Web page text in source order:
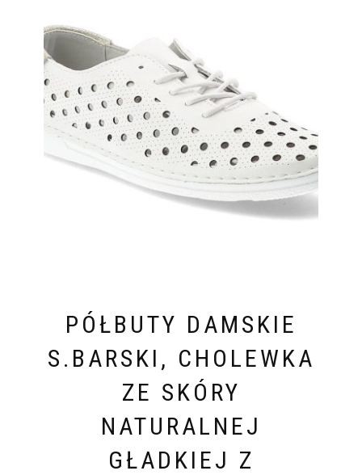
PÓŁBUTY DAMSKIE
S.BARSKI, CHOLEWKA
ZE SKÓRY
NATURALNEJ
GŁADKIEJ Z